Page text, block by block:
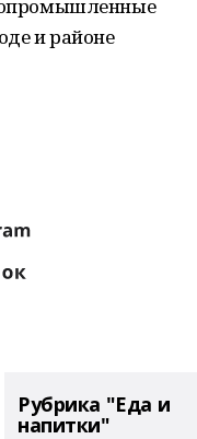
и районе
Рубрика "Еда и
напитки"